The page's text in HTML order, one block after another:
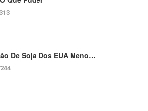
De Soja Dos EUA Meno…